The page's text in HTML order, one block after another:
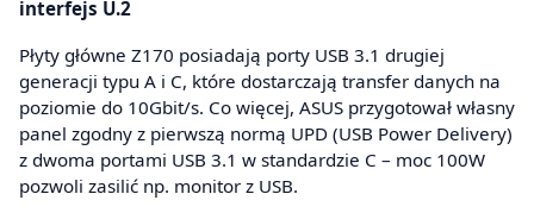
interfejs U.2
Płyty główne Z170 posiadają porty USB 3.1 drugiej
generacji typu A i C, które dostarczają transfer danych na
poziomie do 10Gbit/s. Co więcej, ASUS przygotował własny
panel zgodny z pierwszą normą UPD (USB Power Delivery)
z dwoma portami USB 3.1 w standardzie C – moc 100W
pozwoli zasilić np. monitor z USB.